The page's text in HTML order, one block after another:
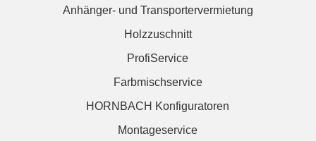
Anhänger- und Transportervermietung
Holzzuschnitt
ProfiService
Farbmischservice
HORNBACH Konfiguratoren
Montageservice